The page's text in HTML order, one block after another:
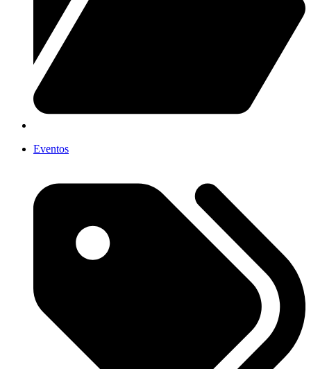
Eventos